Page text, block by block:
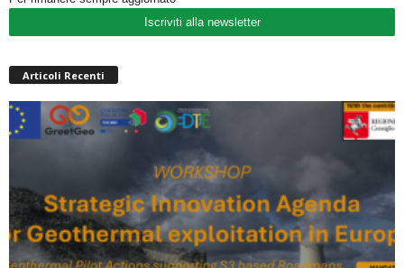
Iscriviti alla newsletter
Articoli Recenti